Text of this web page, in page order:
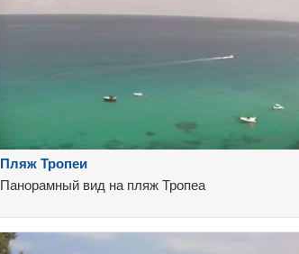
Пляж Тропеи
Панорамный вид на пляж Тропеа